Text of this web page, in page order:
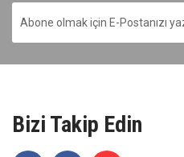
Bizi Takip Edin